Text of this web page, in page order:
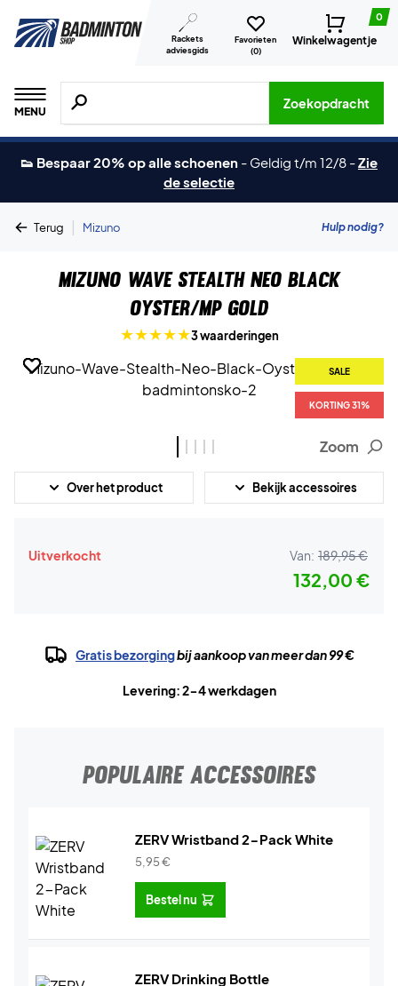
Rackets
adviesgids
Favorieten
(0)
0
Winkelwagentje
MENU
Zoeken naar producten, merken etc.
Zoekopdracht
👟 Bespaar 20% op alle schoenen - Geldig t/m 12/8 -Zie
de selectie
Terug | Mizuno Hulp nodig?
Mizuno Wave Stealth Neo Black
Oyster/MP Gold
3 waarderingen
SALE
KORTING 31%
SALE
KORTING 31%
SALE
KORTING 31%
SALE
KORTING 31%
SALE
KORTING 31%
Zoom
Over het product Bekijk accessoires
Uitverkocht Van: 189,95 €
132,00 €
Gratis bezorgingbij aankoop van meer dan 99 €
Levering: 2-4 werkdagen
POPULAIRE ACCESSOIRES
ZERV Wristband 2-Pack White
5,95€
Bestel nu
ZERV Drinking Bottle